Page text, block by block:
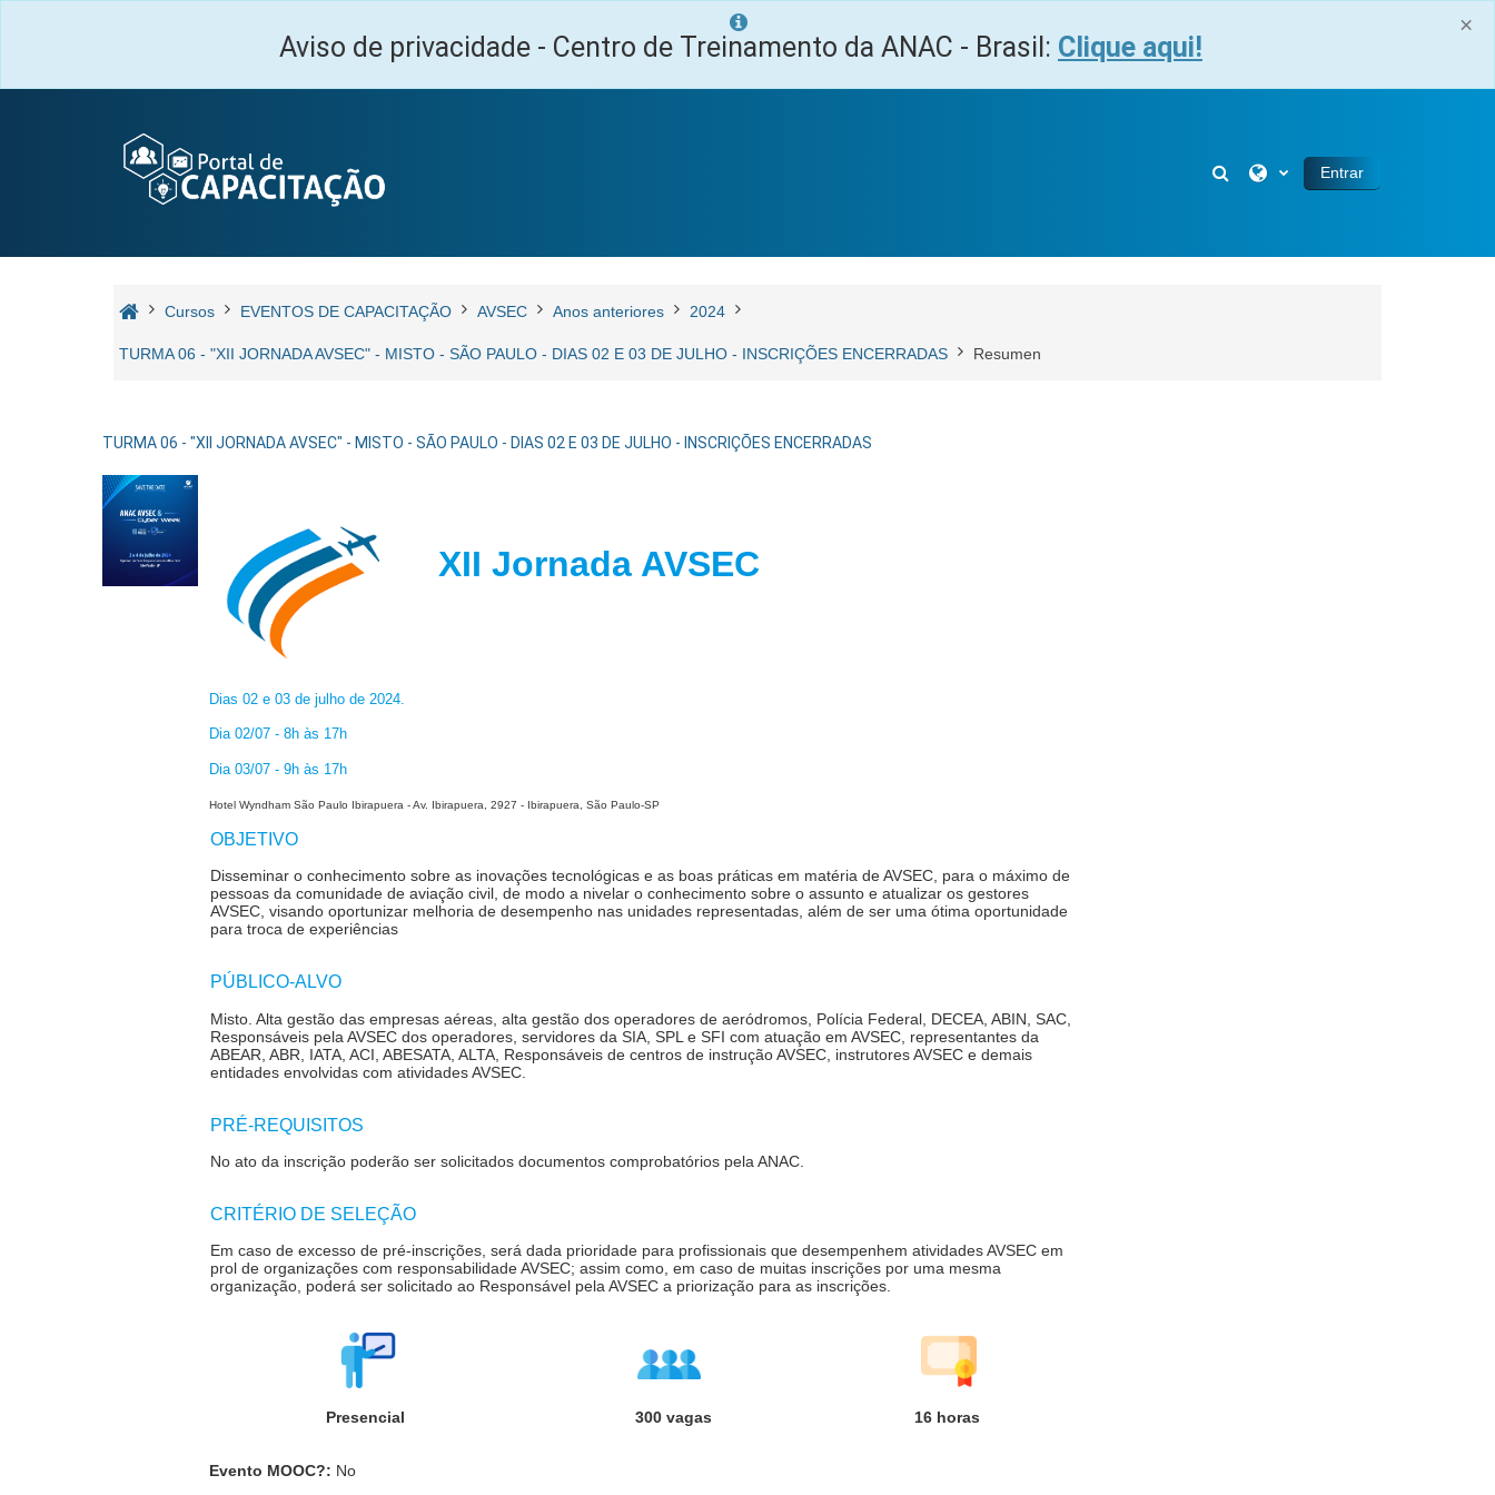
×
Aviso de privacidade - Centro de Treinamento da ANAC - Brasil: Clique aqui!
Selector de búsqueda de
Entrar
Cursos EVENTOS DE CAPACITAÇÃO AVSEC Anos anteriores 2024
TURMA 06 - "XII JORNADA AVSEC" - MISTO - SÃO PAULO - DIAS 02 E 03 DE JULHO - INSCRIÇÕES ENCERRADAS Resumen
TURMA 06 - "XII JORNADA AVSEC" - MISTO - SÃO PAULO - DIAS 02 E 03 DE JULHO - INSCRIÇÕES ENCERRADAS
XII Jornada AVSEC
Dias 02 e 03 de julho de 2024.
Dia 02/07 - 8h às 17h
Dia 03/07 - 9h às 17h
Hotel Wyndham São Paulo Ibirapuera - Av. Ibirapuera, 2927 - Ibirapuera, São Paulo-SP
OBJETIVO
Disseminar o conhecimento sobre as inovações tecnológicas e as boas práticas em matéria de AVSEC, para o máximo de
pessoas da comunidade de aviação civil, de modo a nivelar o conhecimento sobre o assunto e atualizar os gestores
AVSEC, visando oportunizar melhoria de desempenho nas unidades representadas, além de ser uma ótima oportunidade
para troca de experiências
PÚBLICO-ALVO
Misto. Alta gestão das empresas aéreas, alta gestão dos operadores de aeródromos, Polícia Federal, DECEA, ABIN, SAC,
Responsáveis pela AVSEC dos operadores, servidores da SIA, SPL e SFI com atuação em AVSEC, representantes da
ABEAR, ABR, IATA, ACI, ABESATA, ALTA, Responsáveis de centros de instrução AVSEC, instrutores AVSEC e demais
entidades envolvidas com atividades AVSEC.
PRÉ-REQUISITOS
No ato da inscrição poderão ser solicitados documentos comprobatórios pela ANAC.
CRITÉRIO DE SELEÇÃO
Em caso de excesso de pré-inscrições, será dada prioridade para profissionais que desempenhem atividades AVSEC em
prol de organizações com responsabilidade AVSEC; assim como, em caso de muitas inscrições por uma mesma
organização, poderá ser solicitado ao Responsável pela AVSEC a priorização para as inscrições.
Presencial 300 vagas 16 horas
Evento MOOC?: No